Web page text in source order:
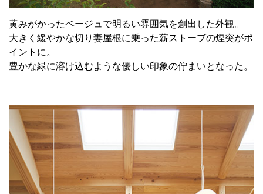
黄みがかったベージュで明るい雰囲気を創出した外観。
大きく緩やかな切り妻屋根に乗った薪ストーブの煙突がポ
イントに。
豊かな緑に溶け込むような優しい印象の佇まいとなった。